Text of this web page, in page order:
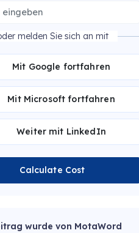
melden Sie sich an mit
Mit Google fortfahren
Mit Microsoft fortfahren
Weiter mit LinkedIn
Calculate Cost
wurde von MotaWord